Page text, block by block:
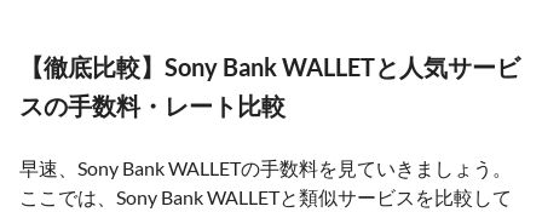
【徹底比較】Sony Bank WALLETと人気サービ
スの手数料・レート比較
早速、Sony Bank WALLETの手数料を見ていきましょう。
ここでは、Sony Bank WALLETと類似サービスを比較して